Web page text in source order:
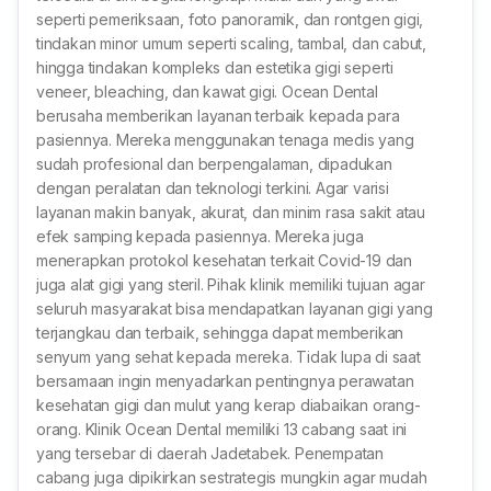
seperti pemeriksaan, foto panoramik, dan rontgen gigi,
tindakan minor umum seperti scaling, tambal, dan cabut,
hingga tindakan kompleks dan estetika gigi seperti
veneer, bleaching, dan kawat gigi. Ocean Dental
berusaha memberikan layanan terbaik kepada para
pasiennya. Mereka menggunakan tenaga medis yang
sudah profesional dan berpengalaman, dipadukan
dengan peralatan dan teknologi terkini. Agar varisi
layanan makin banyak, akurat, dan minim rasa sakit atau
efek samping kepada pasiennya. Mereka juga
menerapkan protokol kesehatan terkait Covid-19 dan
juga alat gigi yang steril. Pihak klinik memiliki tujuan agar
seluruh masyarakat bisa mendapatkan layanan gigi yang
terjangkau dan terbaik, sehingga dapat memberikan
senyum yang sehat kepada mereka. Tidak lupa di saat
bersamaan ingin menyadarkan pentingnya perawatan
kesehatan gigi dan mulut yang kerap diabaikan orang-
orang. Klinik Ocean Dental memiliki 13 cabang saat ini
yang tersebar di daerah Jadetabek. Penempatan
cabang juga dipikirkan sestrategis mungkin agar mudah